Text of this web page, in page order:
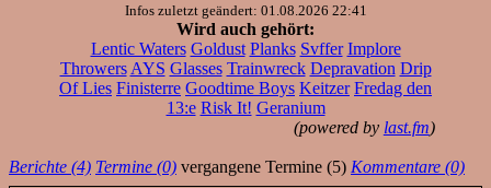
Infos zuletzt geändert: 01.08.2026 22:41
Wird auch gehört:
Lentic Waters Goldust Planks Svffer Implore
Throwers AYS Glasses Trainwreck Depravation Drip
Of Lies Finisterre Goodtime Boys Keitzer Fredag den
13:e Risk It! Geranium
(powered by last.fm)
Berichte (4) Termine (0) vergangene Termine (5) Kommentare (0)